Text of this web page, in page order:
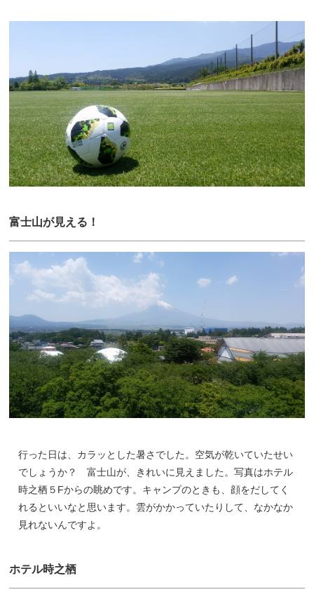
富士山が見える！
行った日は、カラッとした暑さでした。空気が乾いていたせい
でしょうか？ 富士山が、きれいに見えました。写真はホテル
時之栖５Fからの眺めです。キャンプのときも、顔をだしてく
れるといいなと思います。雲がかかっていたりして、なかなか
見れないんですよ。
ホテル時之栖